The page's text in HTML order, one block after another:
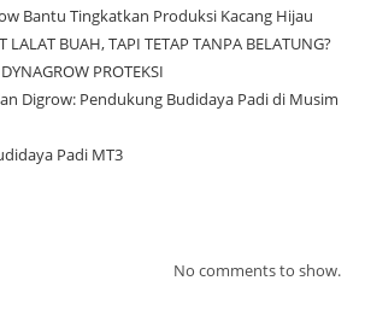
Bantu Tingkatkan Produksi Kacang Hijau
LALAT BUAH, TAPI TETAP TANPA BELATUNG?
PROTEKSI
Digrow: Pendukung Budidaya Padi di Musim
Padi MT3
No comments to show.